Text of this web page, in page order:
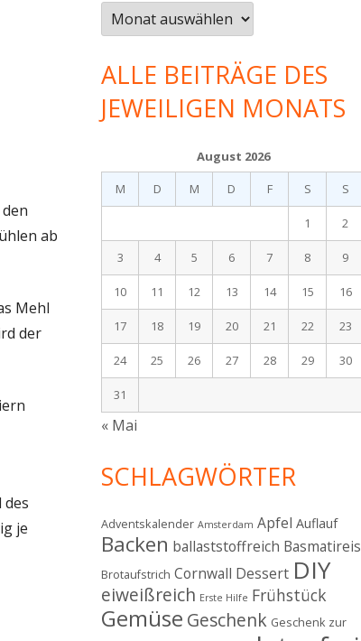
ab
Mehl
der
je
Was
gab
es
im…
ALLE BEITRÄGE DES
JEWEILIGEN MONATS
August 2026
M
D M D F S S
1 2
3 4 5 6 7 8 9
10 11 12 13 14 15 16
17 18 19 20 21 22 23
24 25 26 27 28 29 30
31
« Mai
SCHLAGWÖRTER
Adventskalender Amsterdam Apfel Auflauf
Backen ballaststoffreich Basmatireis
Brotaufstrich Cornwall Dessert DIY
eiweißreich Erste Hilfe Frühstück
Gemüse Geschenk Geschenk zur